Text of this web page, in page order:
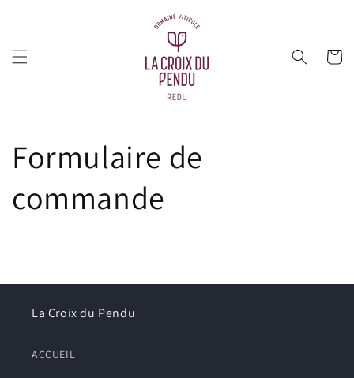
Panier
Formulaire de
commande
La Croix du Pendu
ACCUEIL